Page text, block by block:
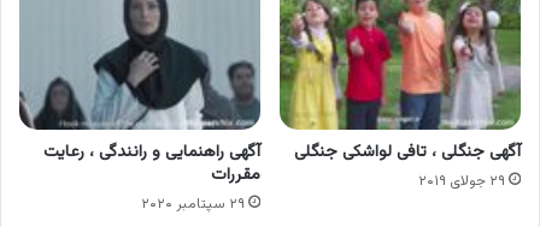
آگهی جنگلی ، تافی لواشکی جنگلی
۲۹ جولای ۲۰۱۹
آگهی راهنمایی و رانندگی ، رعایت
مقررات
۲۹ سپتامبر ۲۰۲۰